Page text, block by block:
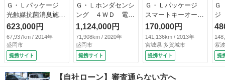
Ｇ・Ｌパッケージ
光触媒抗菌消臭施工
済 ナビ エアバッ
ク付き パワーウイ
ンド メディアプレ
イヤー接続 セキュ
リティアラーム ア
イスト 助手席エア
623,000円
67,937km / 2014年
盛岡市
提携サイト
Ｇ・Ｌホンダセンシ
ング ４ＷＤ 電動
スライドドア ＳＤ
ナビ バックカメ
ラ 衝突軽減装置
レーダークルーズ
禁煙車 シートヒー
ター コーナーセン
1,124,000円
71,908km / 2020年
盛岡市
提携サイト
Ｇ・Ｌパッケージ
スマートキーオート
エアコン片側パワス
ラ電動格納ミラーＡ
ＢＳエアバッグ
（車検整備付）
170,000円
141,136km / 2013年
宮城県 多賀城市
提携サイト
Ｇ
ジ
害
イ
プ
置
ド
紫
提
【自社ローン】審査通らない方へ